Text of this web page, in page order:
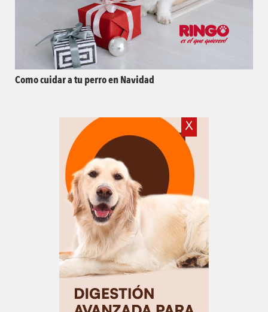
Como cuidar a tu perro en Navidad
X